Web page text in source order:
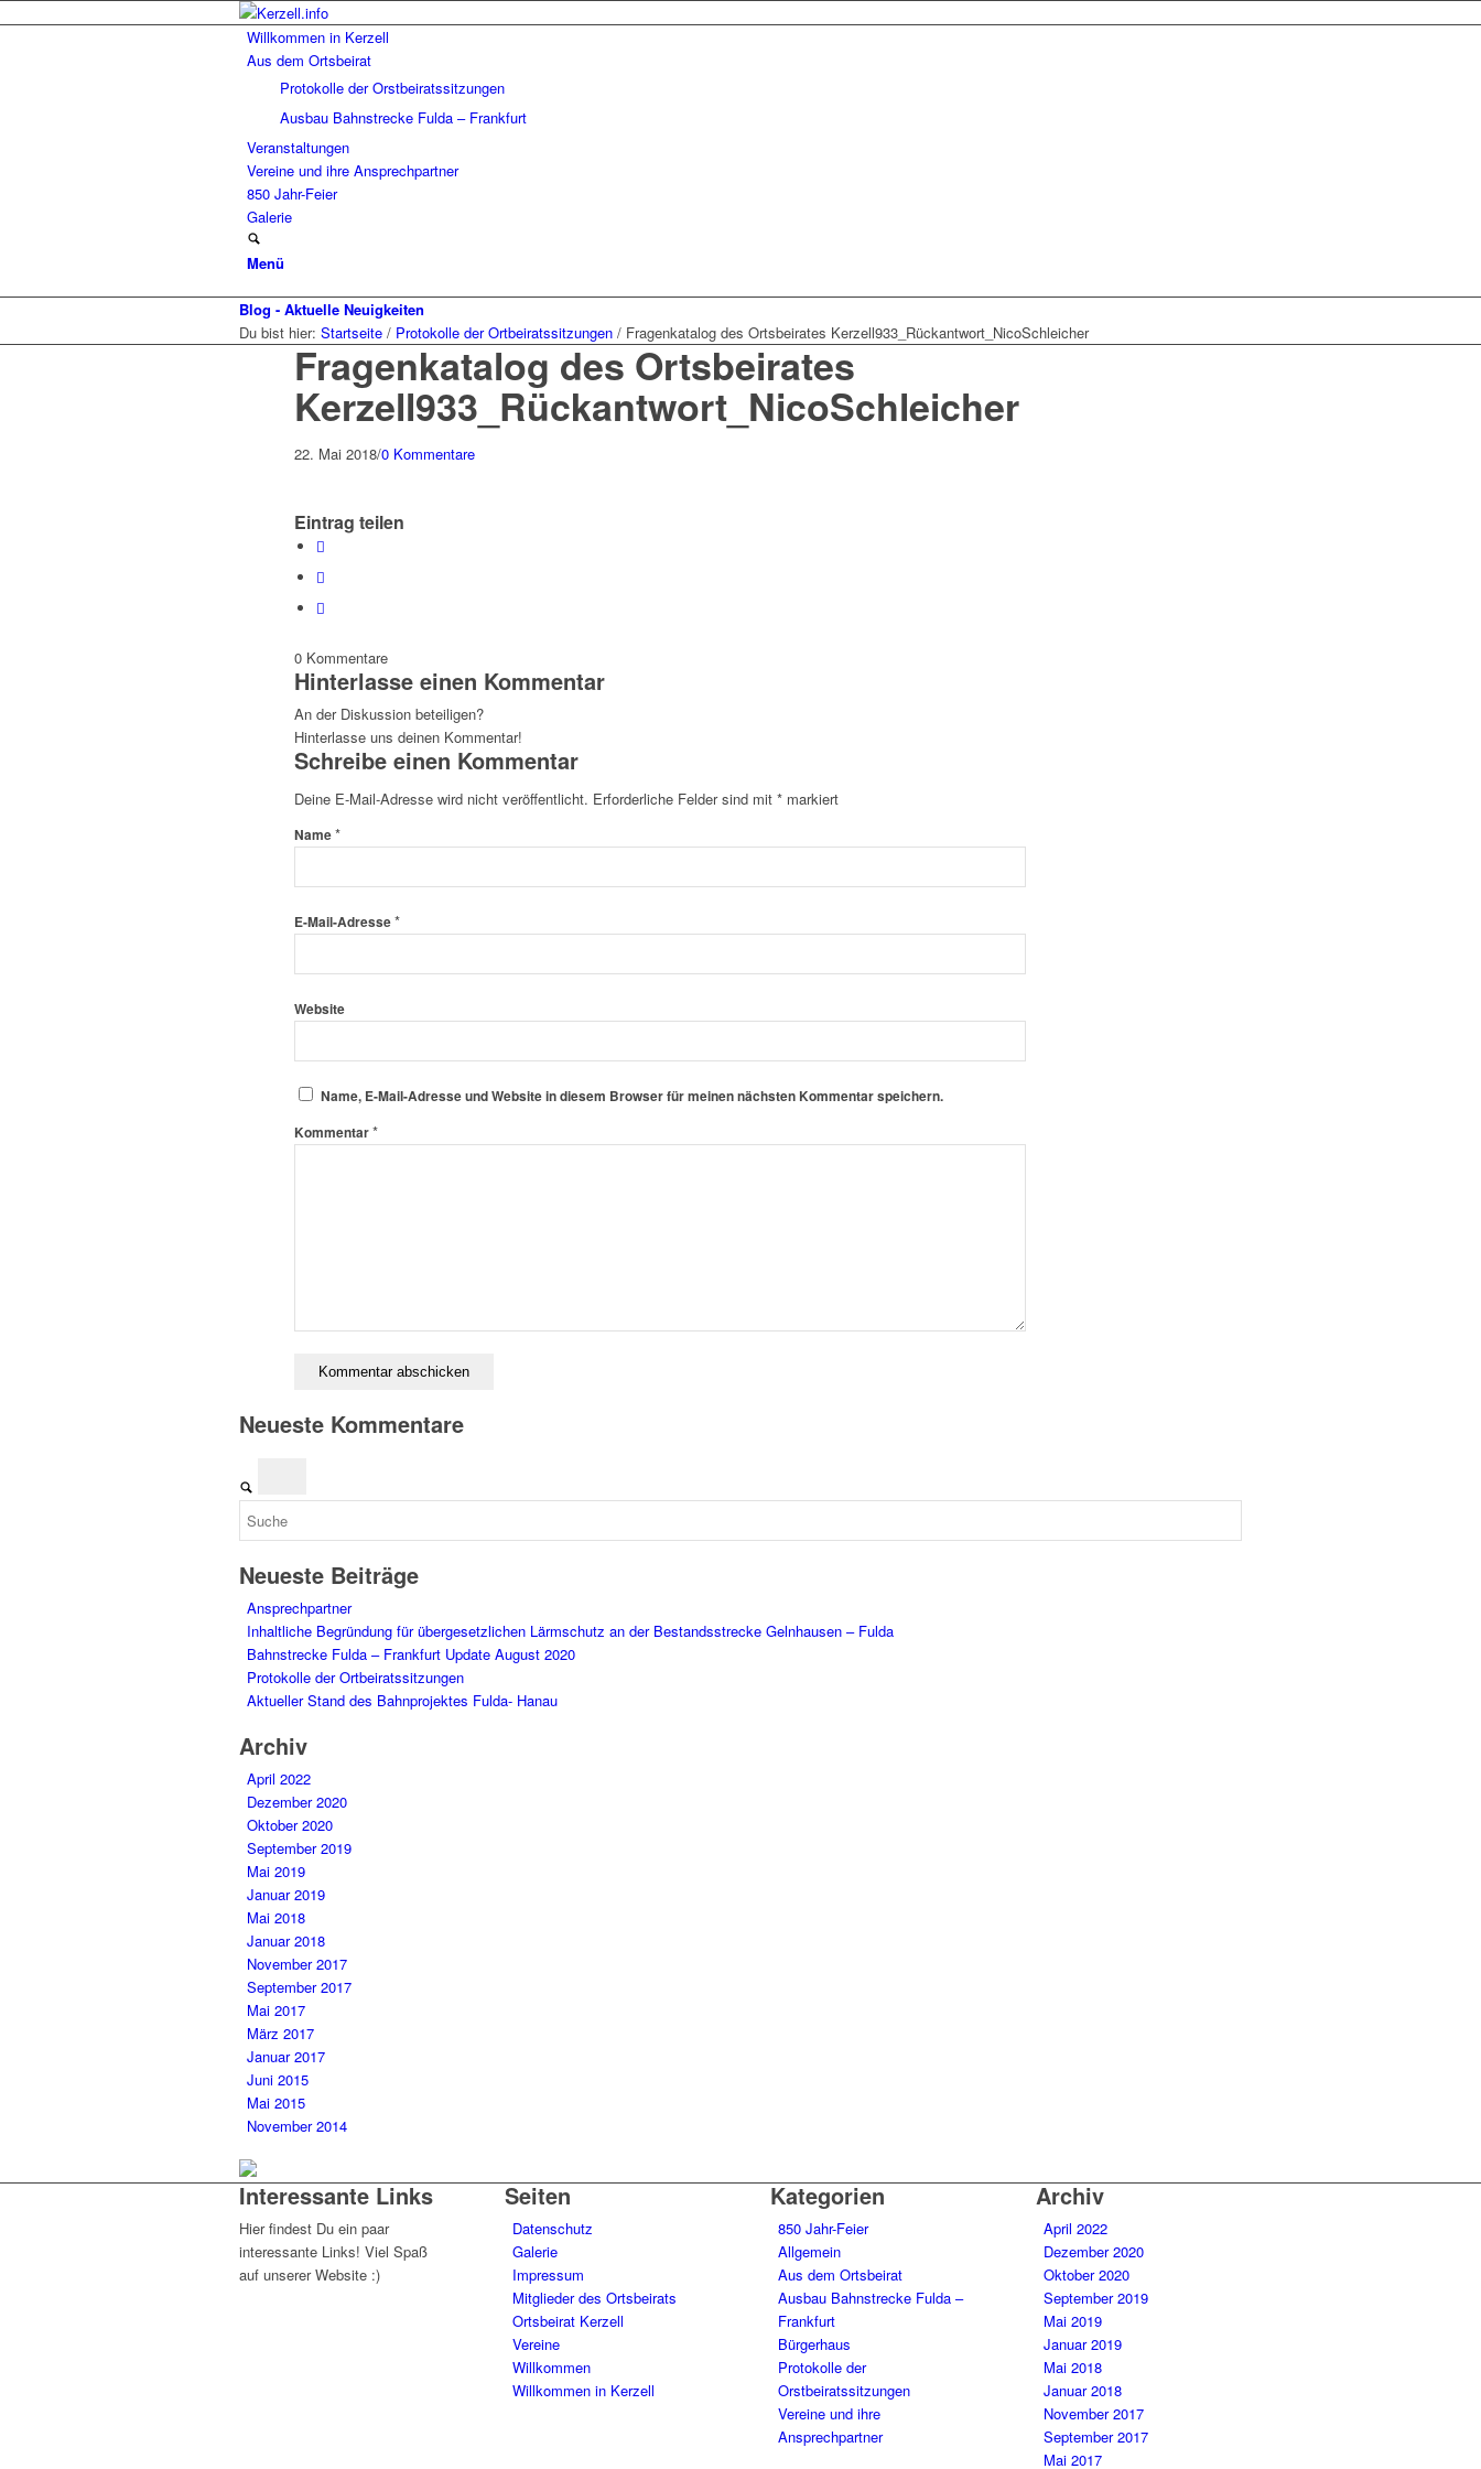
Willkommen in Kerzell
Aus dem Ortsbeirat
Protokolle der Orstbeiratssitzungen
Ausbau Bahnstrecke Fulda – Frankfurt
Veranstaltungen
Vereine und ihre Ansprechpartner
850 Jahr-Feier
Galerie
Menü
Blog - Aktuelle Neuigkeiten
Du bist hier: Startseite / Protokolle der Ortbeiratssitzungen / Fragenkatalog des Ortsbeirates Kerzell933_Rückantwort_NicoSchleicher
Fragenkatalog des Ortsbeirates
Kerzell933_Rückantwort_NicoSchleicher
22. Mai 2018/0 Kommentare
Eintrag teilen
0 Kommentare
Hinterlasse einen Kommentar
An der Diskussion beteiligen?
Hinterlasse uns deinen Kommentar!
Schreibe einen Kommentar
Deine E-Mail-Adresse wird nicht veröffentlicht. Erforderliche Felder sind mit * markiert
Name*
E-Mail-Adresse*
Website
Name, E-Mail-Adresse und Website in diesem Browser für meinen nächsten Kommentar speichern.
Kommentar*
Neueste Kommentare
Neueste Beiträge
Ansprechpartner
Inhaltliche Begründung für übergesetzlichen Lärmschutz an der Bestandsstrecke Gelnhausen – Fulda
Bahnstrecke Fulda – Frankfurt Update August 2020
Protokolle der Ortbeiratssitzungen
Aktueller Stand des Bahnprojektes Fulda- Hanau
Archiv
April 2022
Dezember 2020
Oktober 2020
September 2019
Mai 2019
Januar 2019
Mai 2018
Januar 2018
November 2017
September 2017
Mai 2017
März 2017
Januar 2017
Juni 2015
Mai 2015
November 2014
Interessante Links
Hier findest Du ein paar
interessante Links! Viel Spaß
auf unserer Website :)
Seiten
Datenschutz
Galerie
Impressum
Mitglieder des Ortsbeirats
Ortsbeirat Kerzell
Vereine
Willkommen
Willkommen in Kerzell
Kategorien
850 Jahr-Feier
Allgemein
Aus dem Ortsbeirat
Ausbau Bahnstrecke Fulda –
Frankfurt
Bürgerhaus
Protokolle der
Orstbeiratssitzungen
Vereine und ihre
Ansprechpartner
Archiv
April 2022
Dezember 2020
Oktober 2020
September 2019
Mai 2019
Januar 2019
Mai 2018
Januar 2018
November 2017
September 2017
Mai 2017